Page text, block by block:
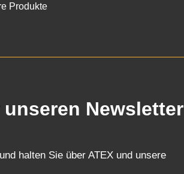
Produkte
Newsletter
halten Sie über ATEX und unsere